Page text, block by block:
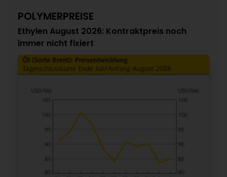
POLYMERPREISE
Ethylen August 2026: Kontraktpreis noch
immer nicht fixiert